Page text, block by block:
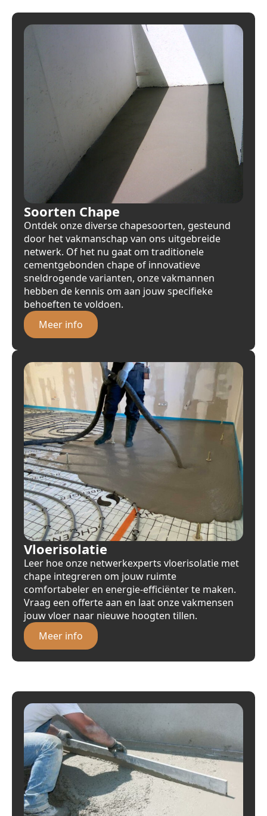
Soorten Chape
Ontdek onze diverse chapesoorten, gesteund
door het vakmanschap van ons uitgebreide
netwerk. Of het nu gaat om traditionele
cementgebonden chape of innovatieve
sneldrogende varianten, onze vakmannen
hebben de kennis om aan jouw specifieke
behoeften te voldoen.
Meer info
Vloerisolatie
Leer hoe onze netwerkexperts vloerisolatie met
chape integreren om jouw ruimte
comfortabeler en energie-efficiënter te maken.
Vraag een offerte aan en laat onze vakmensen
jouw vloer naar nieuwe hoogten tillen.
Meer info